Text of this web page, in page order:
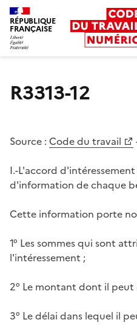
RÉPUBLIQUE
FRANÇAISE
R3313-12
Source : Code du travail
I.-L'accord
d'information de chaque
Cette information porte
1° Les sommes qui sont
l'intéressement ;
2° Le montant dont il
3° Le délai dans lequel il